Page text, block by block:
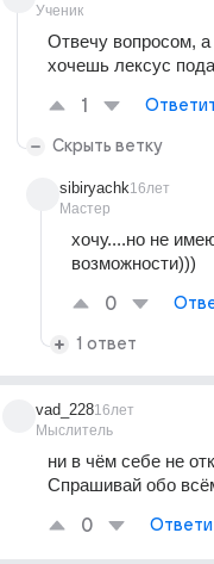
Ученик
Отвечу вопросом,
хочешь лексус
1
Скрыть ветку
sibiryachk
Мастер
16лет
хочу....но не
возможности)))
0
1 ответ
vad_228
Мыслитель
16лет
ни в чём себе не
Спрашивай обо
0